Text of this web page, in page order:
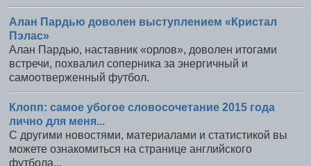
Алан Пардью доволен выступлением «Кристал
Пэлас»
Алан Пардью, наставник «орлов», доволен итогами
встречи, похвалил соперника за энергичный и
самоотверженный футбол.
Клопп: самое убогое словосочетание 2015 года
лично для меня...
С другими новостями, материалами и статистикой вы
можете ознакомиться на странице английского
футбола...